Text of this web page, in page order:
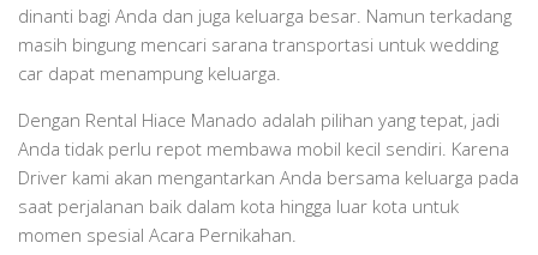
dinanti bagi Anda dan juga keluarga besar. Namun terkadang
masih bingung mencari sarana transportasi untuk wedding
car dapat menampung keluarga.
Dengan Rental Hiace Manado adalah pilihan yang tepat, jadi
Anda tidak perlu repot membawa mobil kecil sendiri. Karena
Driver kami akan mengantarkan Anda bersama keluarga pada
saat perjalanan baik dalam kota hingga luar kota untuk
momen spesial Acara Pernikahan.